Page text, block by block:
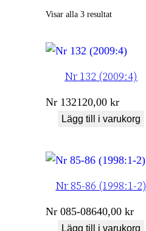
Visar alla 3 resultatSortera
Nr 132 (2009:4)
Nr 132120,00kr
Lägg till i varukorg
Nr 85-86 (1998:1-2)
Nr 085-08640,00kr
Lägg till i varukorg